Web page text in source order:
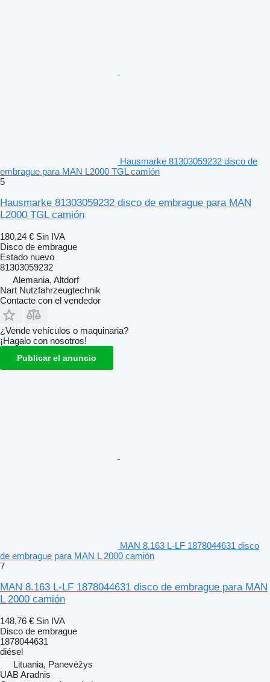
Hausmarke 81303059232 disco de
embrague para MAN L2000 TGL camión
5
Hausmarke 81303059232 disco de embrague para MAN
L2000 TGL camión
180,24 € Sin IVA
Disco de embrague
Estado nuevo
81303059232
Alemania, Altdorf
Nart Nutzfahrzeugtechnik
Contacte con el vendedor
¿Vende vehículos o maquinaria?
¡Hagalo con nosotros!
Publicar el anuncio
MAN 8.163 L-LF 1878044631 disco
de embrague para MAN L 2000 camión
7
MAN 8.163 L-LF 1878044631 disco de embrague para MAN
L 2000 camión
148,76 € Sin IVA
Disco de embrague
1878044631
diésel
Lituania, Panevėžys
UAB Aradnis